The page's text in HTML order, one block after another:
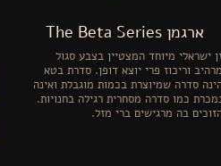
ארגמן The Beta Series
ישראלי מיוחד המצטיין בצבע סגול
מרהיב וריכוז פרי יוצא דופן. סדרת בטא
סדרה שמיוצרת בכמות מוגבלת ואינה
כמו סדרה מסחרית רגילה בחנויות.
בה מרגישים ברי מזל.